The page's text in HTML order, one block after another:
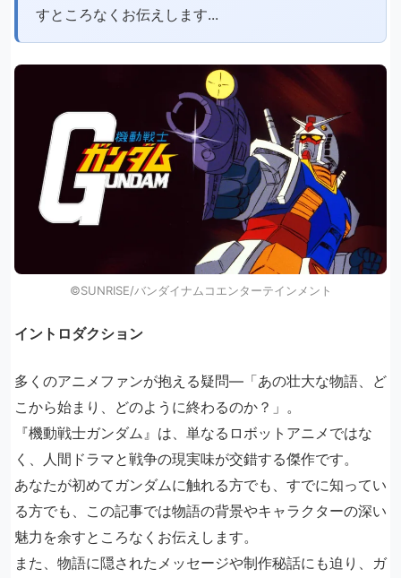
すところなくお伝えします...
©SUNRISE/バンダイナムコエンターテインメント
イントロダクション
多くのアニメファンが抱える疑問―「あの壮大な物語、ど
こから始まり、どのように終わるのか？」。
『機動戦士ガンダム』は、単なるロボットアニメではな
く、人間ドラマと戦争の現実味が交錯する傑作です。
あなたが初めてガンダムに触れる方でも、すでに知ってい
る方でも、この記事では物語の背景やキャラクターの深い
魅力を余すところなくお伝えします。
また、物語に隠されたメッセージや制作秘話にも迫り、ガ